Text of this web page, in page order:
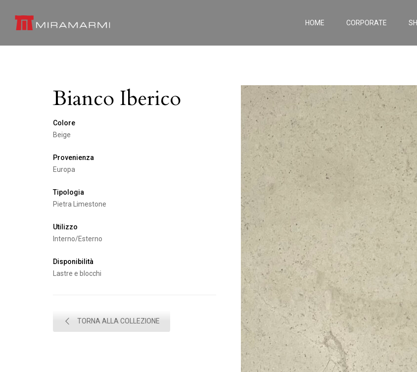
HOME CORPORATE
Bianco Iberico
Colore
Beige
Provenienza
Europa
Tipologia
Pietra Limestone
Utilizzo
Interno/Esterno
Disponibilità
Lastre e blocchi
TORNA ALLA COLLEZIONE